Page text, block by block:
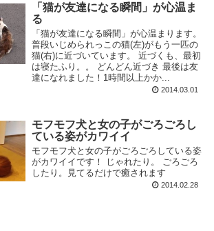
「猫が友達になる瞬間」が心温ま
る
「猫が友達になる瞬間」が心温まります。
普段いじめられっこの猫(左)がもう一匹の
猫(右)に近づいています。 近づくも、最初
は寝たふり。。 どんどん近づき 最後は友
達になれました！1時間以上かか...
2014.03.01
モフモフ犬と女の子がごろごろし
ている姿がカワイイ
モフモフ犬と女の子がごろごろしている姿
がカワイイです！ じゃれたり。 ごろごろ
したり。見てるだけで癒されます
2014.02.28